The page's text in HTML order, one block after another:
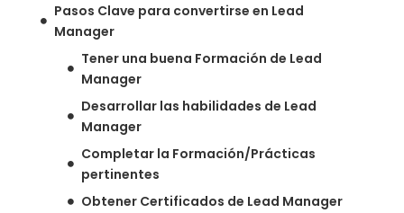
Pasos Clave para convertirse en Lead
Manager
Tener una buena Formación de Lead
Manager
Desarrollar las habilidades de Lead
Manager
Completar la Formación/Prácticas
pertinentes
Obtener Certificados de Lead Manager